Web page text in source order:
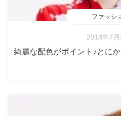
ファッシ
2018年7月
綺麗な配色がポイント♪とに